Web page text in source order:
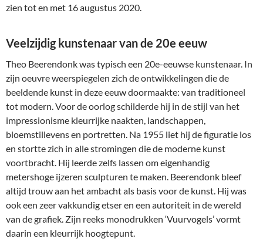
zien tot en met 16 augustus 2020.
Veelzijdig kunstenaar van de 20e eeuw
Theo Beerendonk was typisch een 20e-eeuwse kunstenaar. In
zijn oeuvre weerspiegelen zich de ontwikkelingen die de
beeldende kunst in deze eeuw doormaakte: van traditioneel
tot modern. Voor de oorlog schilderde hij in de stijl van het
impressionisme kleurrijke naakten, landschappen,
bloemstillevens en portretten. Na 1955 liet hij de figuratie los
en stortte zich in alle stromingen die de moderne kunst
voortbracht. Hij leerde zelfs lassen om eigenhandig
metershoge ijzeren sculpturen te maken. Beerendonk bleef
altijd trouw aan het ambacht als basis voor de kunst. Hij was
ook een zeer vakkundig etser en een autoriteit in de wereld
van de grafiek. Zijn reeks monodrukken ‘Vuurvogels’ vormt
daarin een kleurrijk hoogtepunt.